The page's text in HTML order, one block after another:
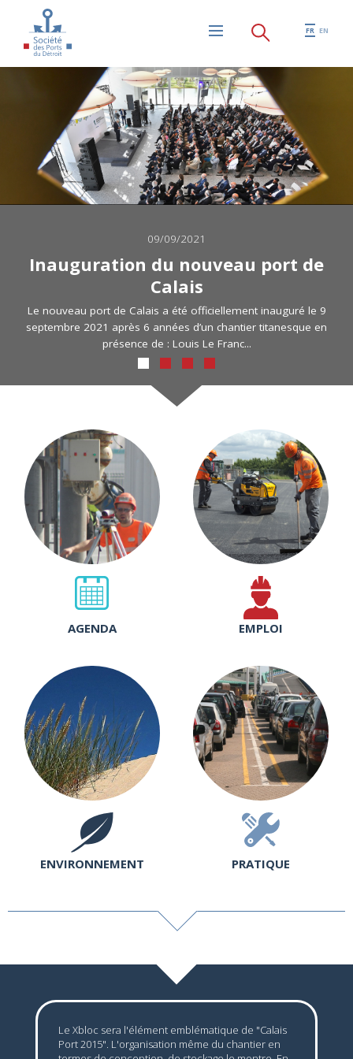
Aller au contenu principal
Rechercher
FR EN
09/09/2021
Inauguration du nouveau port de
Calais
Le nouveau port de Calais a été officiellement inauguré le 9
septembre 2021 après 6 années d’un chantier titanesque en
présence de : Louis Le Franc...
AGENDA EMPLOI
ENVIRONNEMENT PRATIQUE
Le Xbloc sera l'élément emblématique de "Calais
Port 2015". L'organisation même du chantier en